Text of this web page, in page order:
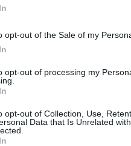
opt-out of the Sale of my
opt-out of processing my
opt-out of Collection, Use,
Data that Is Unrelated
έχει βγει από τη
κάτι διαφορετικό»
ρωσικά. Εκεί είναι
αντέδρασε,
Παντελή σε